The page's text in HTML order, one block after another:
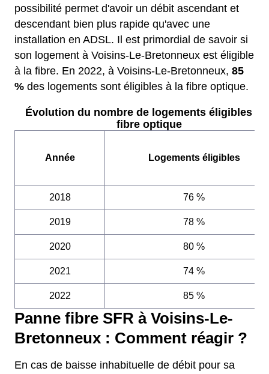
possibilité permet d'avoir un débit ascendant et
descendant bien plus rapide qu'avec une
installation en ADSL. Il est primordial de savoir si
son logement à Voisins-Le-Bretonneux est éligible
à la fibre. En 2022, à Voisins-Le-Bretonneux, 85
% des logements sont éligibles à la fibre optique.
Évolution du nombre de logements éligibles à
fibre optique
Année Logements éligibles
2018 76 %
2019 78 %
2020 80 %
2021 74 %
2022 85 %
Panne fibre SFR à Voisins-Le-
Bretonneux : Comment réagir ?
En cas de baisse inhabituelle de débit pour sa